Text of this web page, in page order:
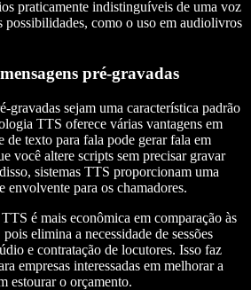
praticamente indistinguíveis de uma voz
possibilidades, como o uso em audiolivros
pré-gravadas
gravadas sejam uma característica padrão
TTS oferece várias vantagens em
de texto para fala pode gerar fala em
você altere scripts sem precisar gravar
sistemas TTS proporcionam uma
envolvente para os chamadores.
é mais econômica em comparação às
elimina a necessidade de sessões
e contratação de locutores. Isso faz
empresas interessadas em melhorar a
estourar o orçamento.